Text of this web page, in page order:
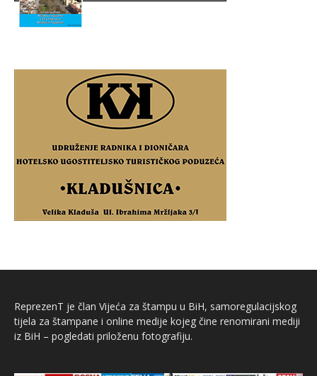
ReprezenT je član Vijeća za štampu u BiH, samoregulacijskog
tijela za štampane i online medije kojeg čine renomirani mediji
iz BiH – pogledati priloženu fotografiju.